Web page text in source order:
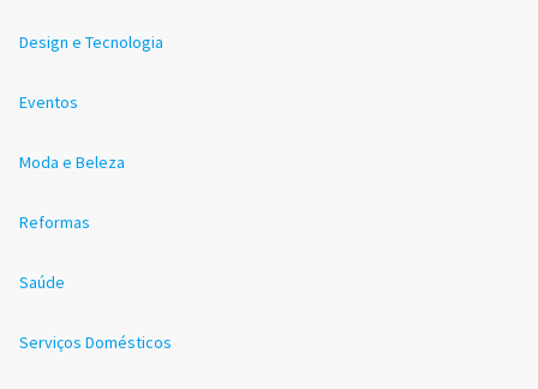
Design e Tecnologia
Eventos
Moda e Beleza
Reformas
Saúde
Serviços Domésticos